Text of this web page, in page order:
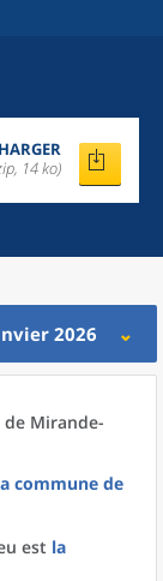
14 ko)
2026
de Mirande-
commune de
est la